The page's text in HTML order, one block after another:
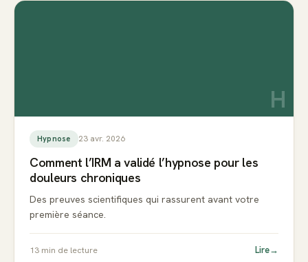
H
Hypnose 23 avr. 2026
Comment l’IRM a validé l’hypnose pour les
douleurs chroniques
Des preuves scientifiques qui rassurent avant votre
première séance.
13 min de lecture Lire→